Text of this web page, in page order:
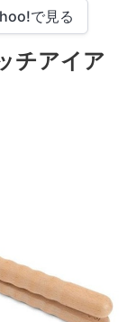
で見る
チアイア